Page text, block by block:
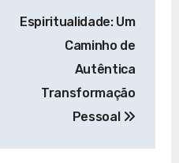
Espiritualidade: Um
Caminho de
Autêntica
Transformação
Pessoal